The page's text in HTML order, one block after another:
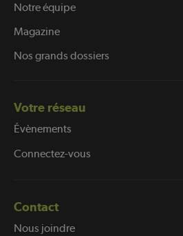
Notre équipe
Magazine
Nos grands dossiers
Votre réseau
Évènements
Connectez-vous
Contact
Nous joindre